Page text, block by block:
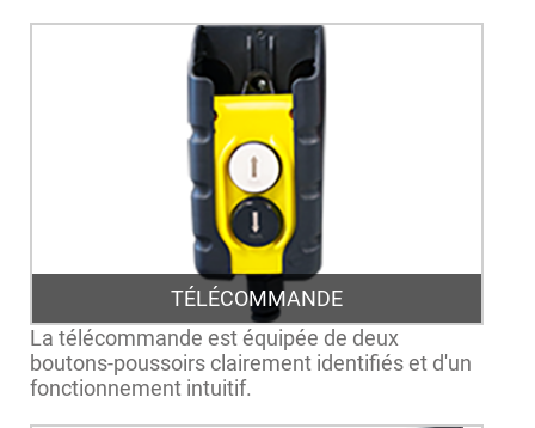
TÉLÉCOMMANDE
La télécommande est équipée de deux
boutons-poussoirs clairement identifiés et d'un
fonctionnement intuitif.